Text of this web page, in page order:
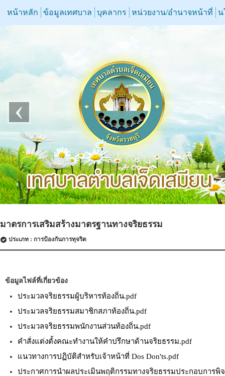
หน้าหลัก ข้อมูลเทศบาล บุคลากร หน่วยงาน/อำนาจหน้าที่ น
‹
มาตรการเสริมสร้างมาตรฐานทางจริยธรรม
ประเภท : การป้องกันการทุจริต
ข้อมูลไฟล์ที่เกี่ยวข้อง
ประมวลจริยธรรมผู้บริหารท้องถิ่น.pdf
ประมวลจริยธรรมสมาชิกสภาท้องถิ่น.pdf
ประมวลจริยธรรมพนักงานส่วนท้องถิ่น.pdf
คำสั่งแต่งตั้งคณะทำงานให้คำปรึกษาด้านจริยธรรม.pdf
แนวทางการปฏิบัติสำหรับเจ้าหน้าที่ Dos Don'ts.pdf
ประกาศการนำผลประเมินพฤติกรรมทางจริยธรรมประกอบการ